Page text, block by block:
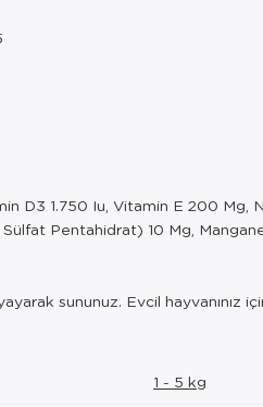
D3 1.750 Iu, Vitamin E 200
Sülfat Pentahidrat) 10 Mg,
sununuz. Evcil hayvanınız
1 - 5 kg